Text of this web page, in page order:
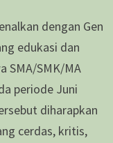
dengan Gen
edukasi dan
SMA/SMK/MA
periode Juni
diharapkan
cerdas, kritis,